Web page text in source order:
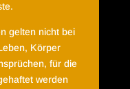
gelten nicht bei
Körper
für die
werden